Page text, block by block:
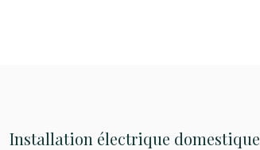
Installation électrique domestique